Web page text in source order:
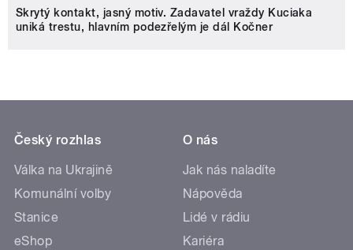
Skrytý kontakt, jasný motiv. Zadavatel vraždy Kuciaka
uniká trestu, hlavním podezřelým je dál Kočner
Český rozhlas
Válka na Ukrajině
Komunální volby
Stanice
eShop
O nás
Jak nás naladíte
Nápověda
Lidé v rádiu
Kariéra